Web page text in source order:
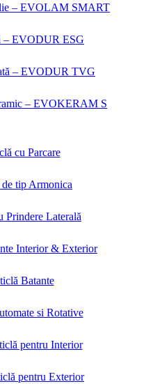
– EVOLAM SMART
– EVODUR ESG
– EVODUR TVG
– EVOKERAM S
cu Parcare
tip Armonica
Prindere Laterală
Interior & Exterior
Batante
si Rotative
pentru Interior
pentru Exterior